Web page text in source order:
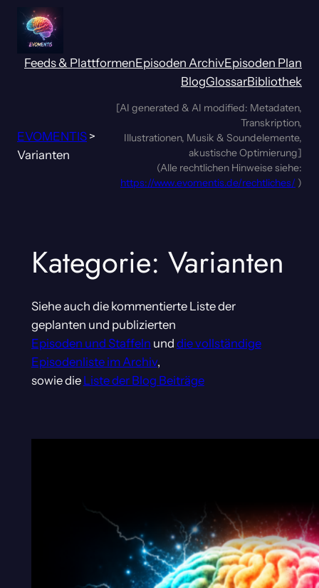
Zum
Inhalt
springen
Feeds & PlattformenEpisoden ArchivEpisoden Plan
BlogGlossarBibliothek
EVOMENTIS >
Varianten
[AI generated & AI modified: Metadaten,
Transkription,
Illustrationen, Musik & Soundelemente,
akustische Optimierung]
(Alle rechtlichen Hinweise siehe:
https://www.evomentis.de/rechtliches/ )
Kategorie: Varianten
Siehe auch die kommentierte Liste der
geplanten und publizierten
Episoden und Staffeln und die vollständige
Episodenliste im Archiv,
sowie die Liste der Blog Beiträge